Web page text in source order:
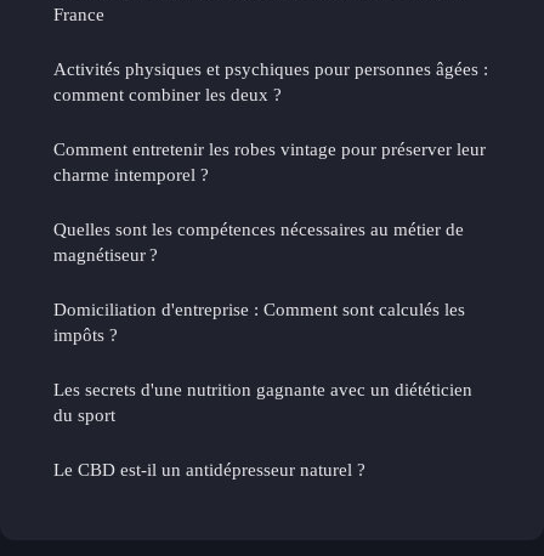
France
Activités physiques et psychiques pour personnes âgées :
comment combiner les deux ?
Comment entretenir les robes vintage pour préserver leur
charme intemporel ?
Quelles sont les compétences nécessaires au métier de
magnétiseur ?
Domiciliation d'entreprise : Comment sont calculés les
impôts ?
Les secrets d'une nutrition gagnante avec un diététicien
du sport
Le CBD est-il un antidépresseur naturel ?